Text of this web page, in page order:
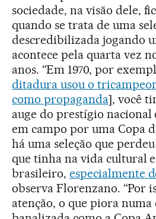
sociedade, na visão dele,
quando se trata de uma
descredibilizada jogando
acontece pela quarta vez
anos. “Em 1970, por
ditadura usou o
como propaganda], você
auge do prestígio
em campo por uma Copa
há uma seleção que
que tinha na vida cultural
brasileiro, especialmente
observa Florenzano. “Por
atenção, o que piora numa